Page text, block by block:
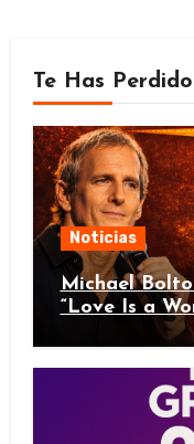
Te Has Perdido
Noticias
Michael
“Love Is a